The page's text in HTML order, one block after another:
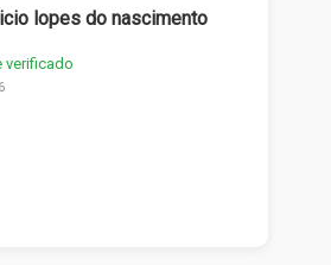
lopes do nascimento
verificado